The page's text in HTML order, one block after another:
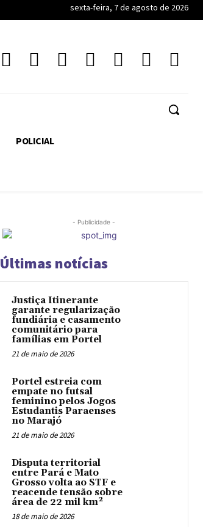
sexta-feira, 7 de agosto de 2026
POLICIAL
- Publicidade -
Últimas notícias
Justiça Itinerante
garante regularização
fundiária e casamento
comunitário para
famílias em Portel
21 de maio de 2026
Portel estreia com
empate no futsal
feminino pelos Jogos
Estudantis Paraenses
no Marajó
21 de maio de 2026
Disputa territorial
entre Pará e Mato
Grosso volta ao STF e
reacende tensão sobre
área de 22 mil km²
18 de maio de 2026